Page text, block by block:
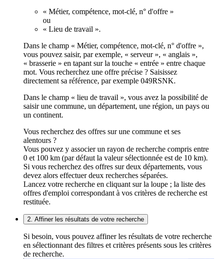
« Métier, compétence, mot-clé, n° d'offre »
ou
« Lieu de travail ».
Dans le champ « Métier, compétence, mot-clé, n° d'offre »,
vous pouvez saisir, par exemple, « serveur », « anglais »,
« brasserie » en tapant sur la touche « entrée » entre chaque
mot. Vous recherchez une offre précise ? Saisissez
directement sa référence, par exemple 049RSNK.
Dans le champ « lieu de travail », vous avez la possibilité de
saisir une commune, un département, une région, un pays ou
un continent.
Vous recherchez des offres sur une commune et ses
alentours ?
Vous pouvez y associer un rayon de recherche compris entre
0 et 100 km (par défaut la valeur sélectionnée est de 10 km).
Si vous recherchez des offres sur deux départements, vous
devez alors effectuer deux recherches séparées.
Lancez votre recherche en cliquant sur la loupe ; la liste des
offres d'emploi correspondant à vos critères de recherche est
restituée.
2. Affiner les résultats de votre recherche
Si besoin, vous pouvez affiner les résultats de votre recherche
en sélectionnant des filtres et critères présents sous les critères
de recherche.